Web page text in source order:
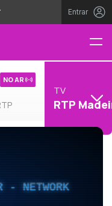
Entrar
NO AR
TV
RTP
- NETWORK